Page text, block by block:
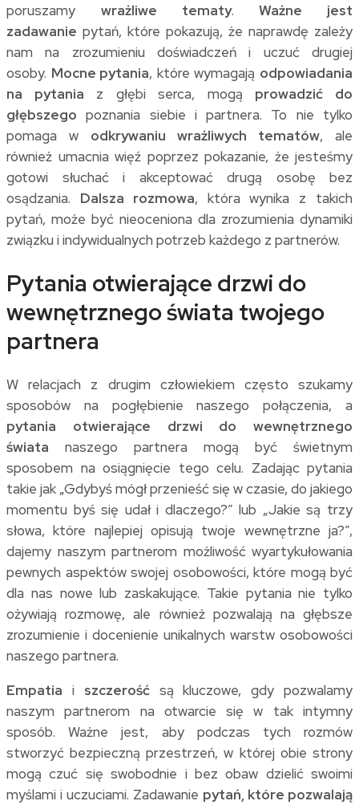
poruszamy wrażliwe tematy.Ważne jest
zadawanie pytań, które pokazują, że naprawdę zależy
nam na zrozumieniu doświadczeń i uczuć drugiej
osoby. Mocne pytania, które wymagają odpowiadania
na pytania z głębi serca, mogą prowadzić do
głębszego poznania siebie i partnera. To nie tylko
pomaga w odkrywaniu wrażliwych tematów, ale
również umacnia więź poprzez pokazanie, że jesteśmy
gotowi słuchać i akceptować drugą osobę bez
osądzania. Dalsza rozmowa, która wynika z takich
pytań, może być nieoceniona dla zrozumienia dynamiki
związku i indywidualnych potrzeb każdego z partnerów.
Pytania otwierające drzwi do
wewnętrznego świata twojego
partnera
W relacjach z drugim człowiekiem często szukamy
sposobów na pogłębienie naszego połączenia, a
pytania otwierające drzwi do wewnętrznego
świata naszego partnera mogą być świetnym
sposobem na osiągnięcie tego celu. Zadając pytania
takie jak „Gdybyś mógł przenieść się w czasie, do jakiego
momentu byś się udał i dlaczego?” lub „Jakie są trzy
słowa, które najlepiej opisują twoje wewnętrzne ja?”,
dajemy naszym partnerom możliwość wyartykułowania
pewnych aspektów swojej osobowości, które mogą być
dla nas nowe lub zaskakujące. Takie pytania nie tylko
ożywiają rozmowę, ale również pozwalają na głębsze
zrozumienie i docenienie unikalnych warstw osobowości
naszego partnera.
Empatia i szczerośćsą kluczowe, gdy pozwalamy
naszym partnerom na otwarcie się w tak intymny
sposób. Ważne jest, aby podczas tych rozmów
stworzyć bezpieczną przestrzeń, w której obie strony
mogą czuć się swobodnie i bez obaw dzielić swoimi
myślami i uczuciami. Zadawanie pytań, które pozwalają